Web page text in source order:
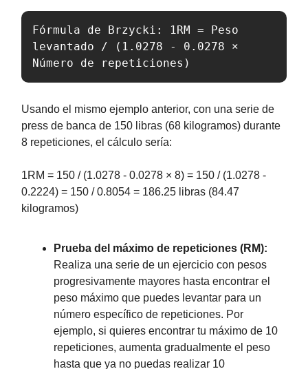
Fórmula de Brzycki: 1RM = Peso
levantado / (1.0278 - 0.0278 ×
Número de repeticiones)
Usando el mismo ejemplo anterior, con una serie de
press de banca de 150 libras (68 kilogramos) durante
8 repeticiones, el cálculo sería:
1RM = 150 / (1.0278 - 0.0278 × 8) = 150 / (1.0278 -
0.2224) = 150 / 0.8054 = 186.25 libras (84.47
kilogramos)
Prueba del máximo de repeticiones (RM):
Realiza una serie de un ejercicio con pesos
progresivamente mayores hasta encontrar el
peso máximo que puedes levantar para un
número específico de repeticiones. Por
ejemplo, si quieres encontrar tu máximo de 10
repeticiones, aumenta gradualmente el peso
hasta que ya no puedas realizar 10